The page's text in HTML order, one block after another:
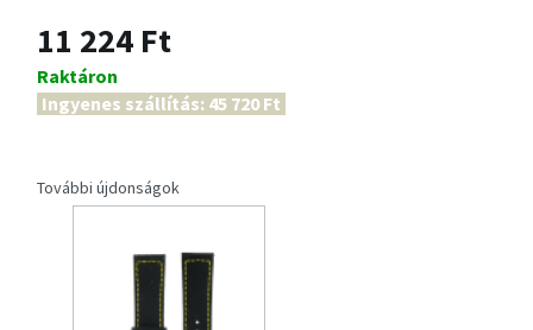
11 224 Ft
Raktáron
Ingyenes szállítás: 45 720 Ft
További újdonságok